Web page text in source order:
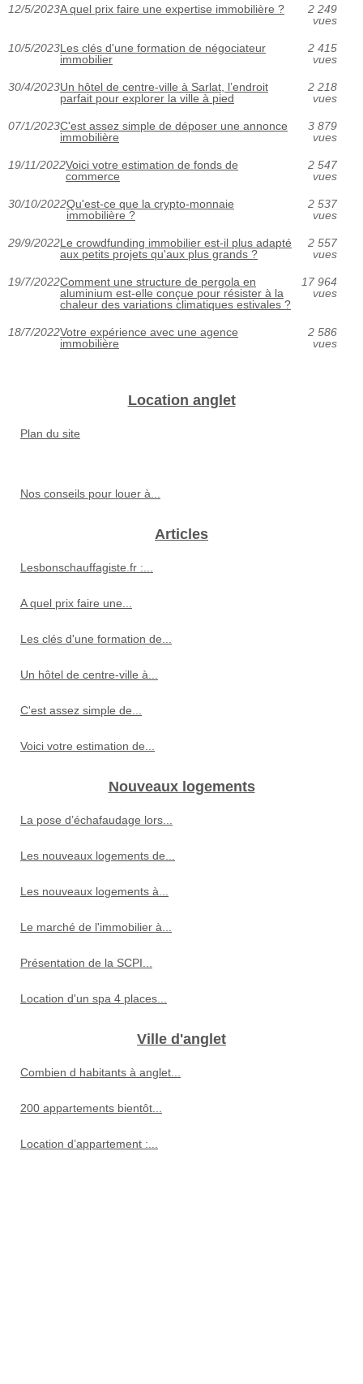
12/5/2023A quel prix faire une expertise immobilière ?
2 249
vues
10/5/2023Les clés d'une formation de négociateur
immobilier
2 415
vues
30/4/2023Un hôtel de centre-ville à Sarlat, l’endroit
parfait pour explorer la ville à pied
2 218
vues
07/1/2023C'est assez simple de déposer une annonce
immobilière
3 879
vues
19/11/2022Voici votre estimation de fonds de
commerce
2 547
vues
30/10/2022Qu'est-ce que la crypto-monnaie
immobilière ?
2 537
vues
29/9/2022Le crowdfunding immobilier est-il plus adapté
aux petits projets qu'aux plus grands ?
2 557
vues
19/7/2022Comment une structure de pergola en
aluminium est-elle conçue pour résister à la
chaleur des variations climatiques estivales ?
17 964
vues
18/7/2022Votre expérience avec une agence
immobilière
2 586
vues
Location anglet
Plan du site
Nos conseils pour louer à...
Articles
Lesbonschauffagiste.fr :...
A quel prix faire une...
Les clés d'une formation de...
Un hôtel de centre-ville à...
C'est assez simple de...
Voici votre estimation de...
Nouveaux logements
La pose d’échafaudage lors...
Les nouveaux logements de...
Les nouveaux logements à...
Le marché de l'immobilier à...
Présentation de la SCPI...
Location d'un spa 4 places...
Ville d'anglet
Combien d habitants à anglet...
200 appartements bientôt...
Location d’appartement :...